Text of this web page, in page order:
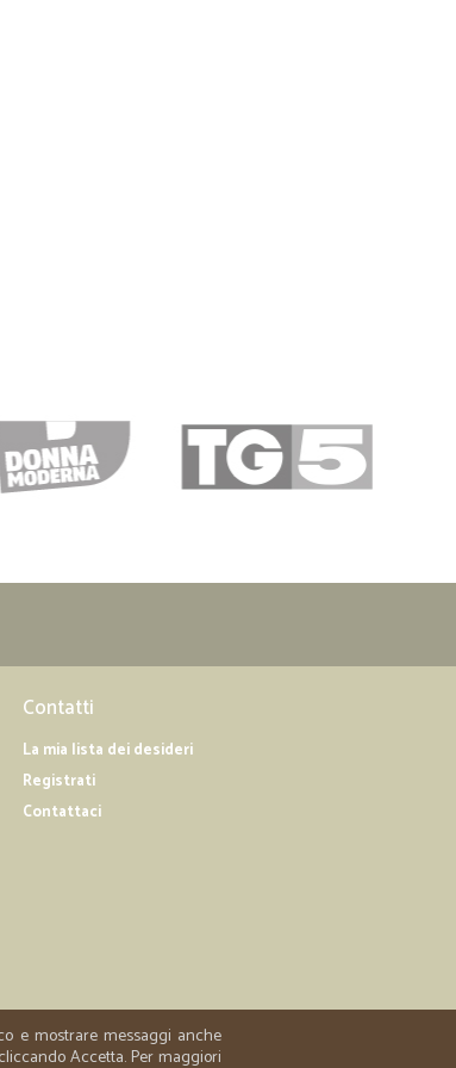
Contatti
La mia lista dei desideri
Registrati
Contattaci
e mostrare messaggi anche
Accetta. Per maggiori